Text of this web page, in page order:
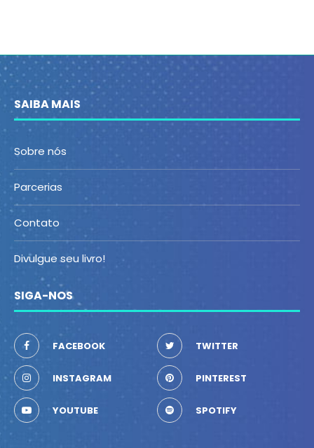
SAIBA MAIS
Sobre nós
Parcerias
Contato
Divulgue seu livro!
SIGA-NOS
FACEBOOK TWITTER
INSTAGRAM PINTEREST
YOUTUBE SPOTIFY